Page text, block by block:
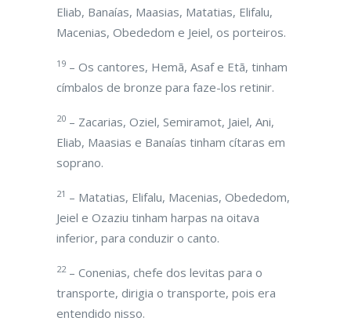
Eliab, Banaías, Maasias, Matatias, Elifalu,
Macenias, Obededom e Jeiel, os porteiros.
19 – Os cantores, Hemã, Asaf e Etã, tinham
címbalos de bronze para faze-los retinir.
20 – Zacarias, Oziel, Semiramot, Jaiel, Ani,
Eliab, Maasias e Banaías tinham cítaras em
soprano.
21 – Matatias, Elifalu, Macenias, Obededom,
Jeiel e Ozaziu tinham harpas na oitava
inferior, para conduzir o canto.
22– Conenias, chefe dos levitas para o
transporte, dirigia o transporte, pois era
entendido nisso.